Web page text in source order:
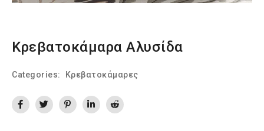
Κρεβατοκάμαρα Αλυσίδα
Categories: Κρεβατοκάμαρες